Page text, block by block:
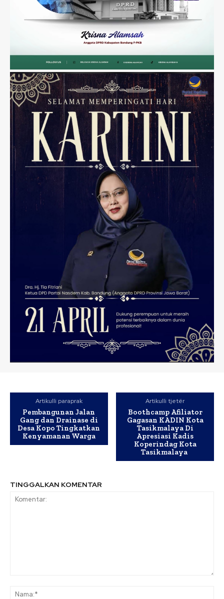
Artikulli paraprak
Pembangunan Jalan
Gang dan Drainase di
Desa Kopo Tingkatkan
Kenyamanan Warga
Artikulli tjetër
Boothcamp Afiliator
Gagasan KADIN Kota
Tasikmalaya Di
Apresiasi Kadis
Koperindag Kota
Tasikmalaya
TINGGALKAN KOMENTAR